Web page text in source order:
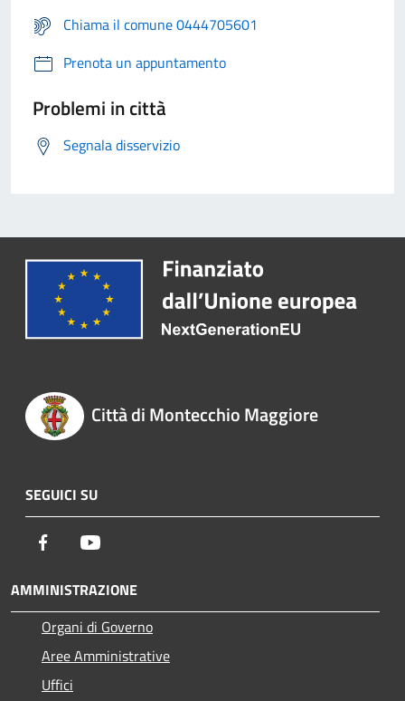
Chiama il comune 0444705601
Prenota un appuntamento
Problemi in città
Segnala disservizio
Città di Montecchio Maggiore
SEGUICI SU
Facebook
AMMINISTRAZIONE
Organi di Governo
Aree Amministrative
Uffici